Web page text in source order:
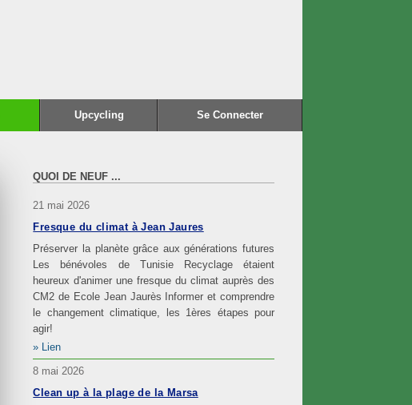
Upcycling Se Connecter
QUOI DE NEUF ...
21 mai 2026
Fresque du climat à Jean Jaures
Préserver la planète grâce aux générations futures
Les bénévoles de Tunisie Recyclage étaient
heureux d'animer une fresque du climat auprès des
CM2 de Ecole Jean Jaurès Informer et comprendre
le changement climatique, les 1ères étapes pour
agir!
Lien
8 mai 2026
Clean up à la plage de la Marsa